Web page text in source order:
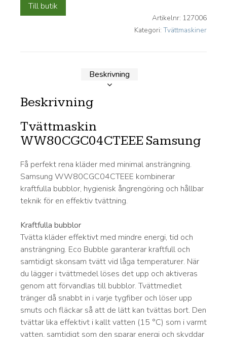
Till butik
Artikelnr: 127006
Kategori: Tvättmaskiner
Beskrivning
Beskrivning
Tvättmaskin
WW80CGC04CTEEE Samsung
Få perfekt rena kläder med minimal ansträngning.
Samsung WW80CGC04CTEEE kombinerar
kraftfulla bubblor, hygienisk ångrengöring och hållbar
teknik för en effektiv tvättning.
Kraftfulla bubblor
Tvätta kläder effektivt med mindre energi, tid och
ansträngning. Eco Bubble garanterar kraftfull och
samtidigt skonsam tvätt vid låga temperaturer. När
du lägger i tvättmedel löses det upp och aktiveras
genom att förvandlas till bubblor. Tvättmedlet
tränger då snabbt in i varje tygfiber och löser upp
smuts och fläckar så att de lätt kan tvättas bort. Den
tvättar lika effektivt i kallt vatten (15 °C) som i varmt
vatten, samtidigt som den sparar energi och skyddar